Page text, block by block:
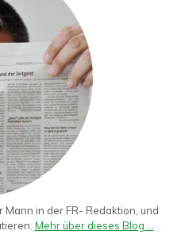
in der FR- Redaktion, und
Mehr über dieses Blog ...